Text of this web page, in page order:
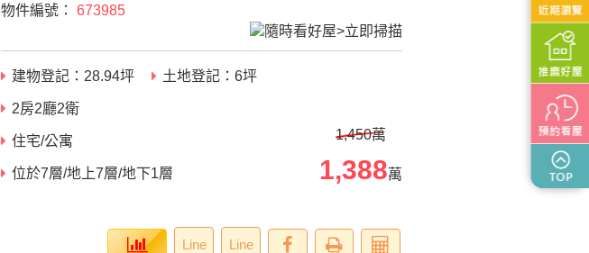
物件編號： 673985
建物登記： 28.94坪 土地登記： 6坪
2房2廳2衛
住宅/公寓
位於7層/地上7層/地下1層
1,450萬
1,388萬
Line
Line